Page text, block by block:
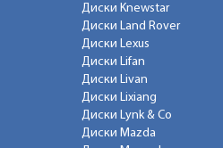
Диски Knewstar
Диски Land Rover
Диски Lexus
Диски Lifan
Диски Livan
Диски Lixiang
Диски Lynk & Co
Диски Mazda